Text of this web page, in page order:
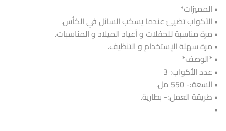
• المميزات*
• الأكواب تضيئ عندما يسكب السائل في الكأس.
• مرة مناسبة للحفلات و أعياد الميلاد و المناسبات.
• مرة سهلة الإستخدام و التنظيف.
• *الوصف*
• عدد الأكواب: 3
• السعة:- 550 مل.
• طريقة العمل:- بطارية.
•